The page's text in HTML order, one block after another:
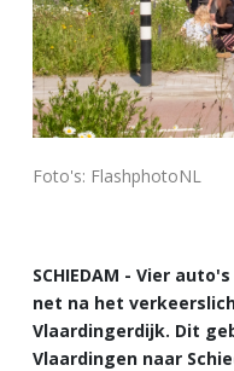
Foto's: FlashphotoNL
SCHIEDAM - Vier
net na het
Vlaardingerdijk. Dit
Vlaardingen naar